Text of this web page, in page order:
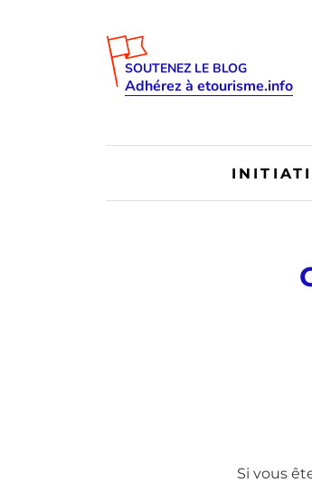
SOUTENEZ LE BLOG
Adhérez à etourisme.info
Si vous